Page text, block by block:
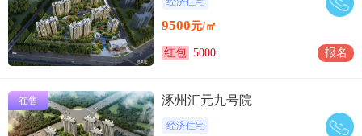
9500元/㎡
红包 5000 报名
在售 涿州汇元九号院
经济住宅